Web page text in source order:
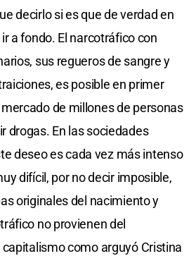
decirlo si es que de verdad en
a fondo. El narcotráfico con
sus regueros de sangre y
es posible en primer
de millones de personas
drogas. En las sociedades
deseo es cada vez más intenso
difícil, por no decir imposible,
originales del nacimiento y
no provienen del
como arguyó Cristina